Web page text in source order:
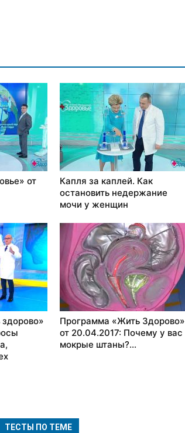
от
Капля за каплей. Как
остановить недержание
мочи у женщин
Программа «Жить Здорово»
от 20.04.2017: Почему у вас
мокрые штаны?...
ТЕСТЫ ПО ТЕМЕ